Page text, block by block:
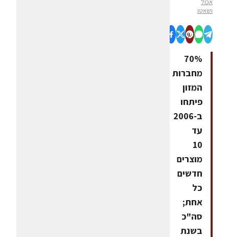
אכול
ושאטו
70%
מחברות
המזון
פיתחו
ב-2006
עד
10
מוצרים
חדשים
כל
אחת;
סה"כ
בשנת